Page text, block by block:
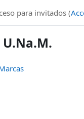
para invitados (